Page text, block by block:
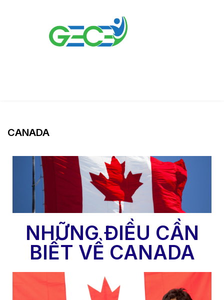
CANADA
NHỮNG ĐIỀU CẦN
BIẾT VỀ CANADA